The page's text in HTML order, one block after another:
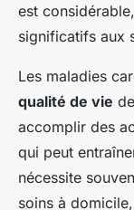
est
significatifs aux
Les maladies
qualité de vie
accomplir des
qui peut
nécessite
soins à